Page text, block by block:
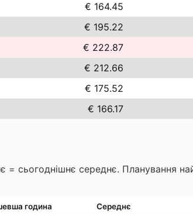
€ 164.45
€ 195.22
€ 222.87
€ 212.66
€ 175.52
€ 166.17
= сьогоднішнє середнє. Планування
година Середнє